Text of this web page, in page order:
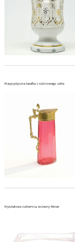
Klasycystyczna karafka z rubinowego szkła
Kryształowa cukiernica, wczesny Moser